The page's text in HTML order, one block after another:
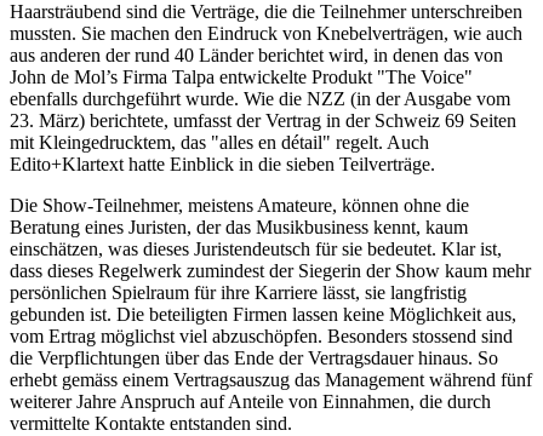
Haarsträubend sind die Verträge, die die Teilnehmer unterschreiben
mussten. Sie machen den Eindruck von Knebelverträgen, wie auch
aus anderen der rund 40 Länder berichtet wird, in denen das von
John de Mol’s Firma Talpa entwickelte Produkt "The Voice"
ebenfalls durchgeführt wurde. Wie die NZZ (in der Ausgabe vom
23. März) berichtete, umfasst der Vertrag in der Schweiz 69 Seiten
mit Kleingedrucktem, das "alles en détail" regelt. Auch
Edito+Klartext hatte Einblick in die sieben Teilverträge.
Die Show-Teilnehmer, meistens Amateure, können ohne die
Beratung eines Juristen, der das Musikbusiness kennt, kaum
einschätzen, was dieses Juristendeutsch für sie bedeutet. Klar ist,
dass dieses Regelwerk zumindest der Siegerin der Show kaum mehr
persönlichen Spielraum für ihre Karriere lässt, sie langfristig
gebunden ist. Die beteiligten Firmen lassen keine Möglichkeit aus,
vom Ertrag möglichst viel abzuschöpfen. Besonders stossend sind
die Verpflichtungen über das Ende der Vertragsdauer hinaus. So
erhebt gemäss einem Vertragsauszug das Management während fünf
weiterer Jahre Anspruch auf Anteile von Einnahmen, die durch
vermittelte Kontakte entstanden sind.